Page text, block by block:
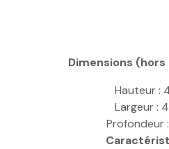
Dimensions
Hauteur :
Largeur :
Profondeur